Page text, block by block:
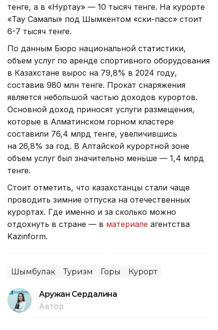
тенге, а в «Нуртау» — 10 тысяч тенге. На курорте
«Тау Самалы» под Шымкентом «ски-пасс» стоит
6-7 тысяч тенге.
По данным Бюро национальной статистики,
объем услуг по аренде спортивного оборудования
в Казахстане вырос на 79,8% в 2024 году,
составив 980 млн тенге. Прокат снаряжения
является небольшой частью доходов курортов.
Основной доход приносят услуги размещения,
которые в Алматинском горном кластере
составили 76,4 млрд тенге, увеличившись
на 26,8% за год. В Алтайской курортной зоне
объем услуг был значительно меньше — 1,4 млрд
тенге.
Стоит отметить, что казахстанцы стали чаще
проводить зимние отпуска на отечественных
курортах. Где именно и за сколько можно
отдохнуть в стране — в материале агентства
Kazinform.
Шымбулак Туризм Горы Курорт
Аружан Сердалина
Автор